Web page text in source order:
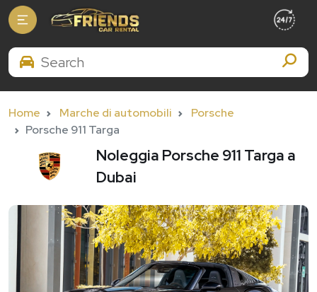
Search Brands
Home Marche di automobili
Porsche
Porsche 911 Targa
Noleggia Porsche 911 Targa a
Dubai